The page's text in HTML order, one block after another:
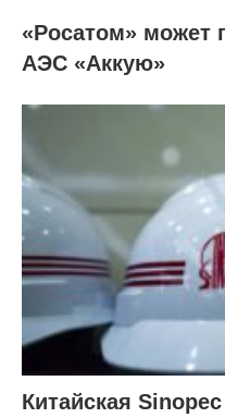
«Росатом» может
АЭС «Аккую»
Китайская